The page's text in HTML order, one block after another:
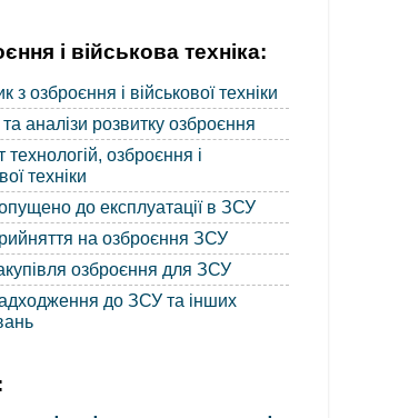
і військова техніка:
з озброєння і військової техніки
аналізи розвитку озброєння
технологій, озброєння і
техніки
до експлуатації в ЗСУ
на озброєння ЗСУ
озброєння для ЗСУ
до ЗСУ та інших